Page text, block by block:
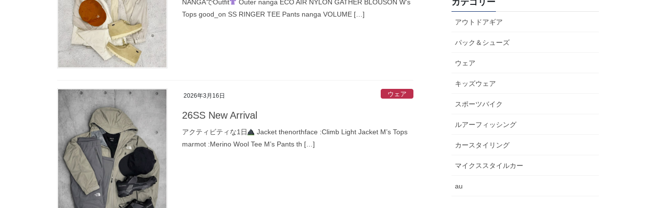
NANGAでOutfit
Outer nanga ECO AIR NYLON GATHER BLOUSON W’s
Tops good_on SS RINGER TEE Pants nanga VOLUME […]
2026年3月16日 ウェア
26SS New Arrival
アクティビティな1日
Jacket thenorthface :Climb Light Jacket M’s Tops
marmot :Merino Wool Tee M’s Pants th […]
カテゴリー
アウトドアギア
パック＆シューズ
ウェア
キッズウェア
スポーツバイク
ルアーフィッシング
カースタイリング
マイクススタイルカー
au